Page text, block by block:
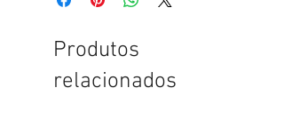
Produtos
relacionados